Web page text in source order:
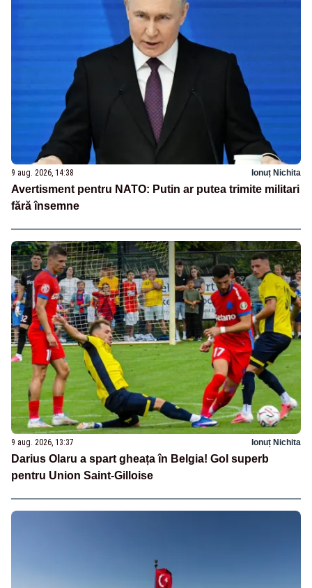
9 aug. 2026, 14:38 Ionuț Nichita
Avertisment pentru NATO: Putin ar putea trimite militari
fără însemne
9 aug. 2026, 13:37 Ionuț Nichita
Darius Olaru a spart gheața în Belgia! Gol superb
pentru Union Saint-Gilloise